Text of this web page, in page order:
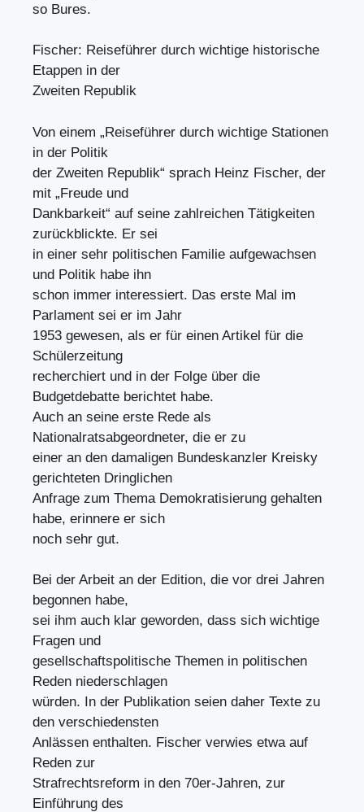
so Bures.
Fischer: Reiseführer durch wichtige historische
Etappen in der
Zweiten Republik
Von einem „Reiseführer durch wichtige Stationen
in der Politik
der Zweiten Republik“ sprach Heinz Fischer, der
mit „Freude und
Dankbarkeit“ auf seine zahlreichen Tätigkeiten
zurückblickte. Er sei
in einer sehr politischen Familie aufgewachsen
und Politik habe ihn
schon immer interessiert. Das erste Mal im
Parlament sei er im Jahr
1953 gewesen, als er für einen Artikel für die
Schülerzeitung
recherchiert und in der Folge über die
Budgetdebatte berichtet habe.
Auch an seine erste Rede als
Nationalratsabgeordneter, die er zu
einer an den damaligen Bundeskanzler Kreisky
gerichteten Dringlichen
Anfrage zum Thema Demokratisierung gehalten
habe, erinnere er sich
noch sehr gut.
Bei der Arbeit an der Edition, die vor drei Jahren
begonnen habe,
sei ihm auch klar geworden, dass sich wichtige
Fragen und
gesellschaftspolitische Themen in politischen
Reden niederschlagen
würden. In der Publikation seien daher Texte zu
den verschiedensten
Anlässen enthalten. Fischer verwies etwa auf
Reden zur
Strafrechtsreform in den 70er-Jahren, zur
Einführung des